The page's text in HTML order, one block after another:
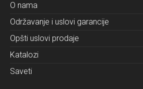
O nama
Održavanje i uslovi garancije
Opšti uslovi prodaje
Katalozi
Saveti